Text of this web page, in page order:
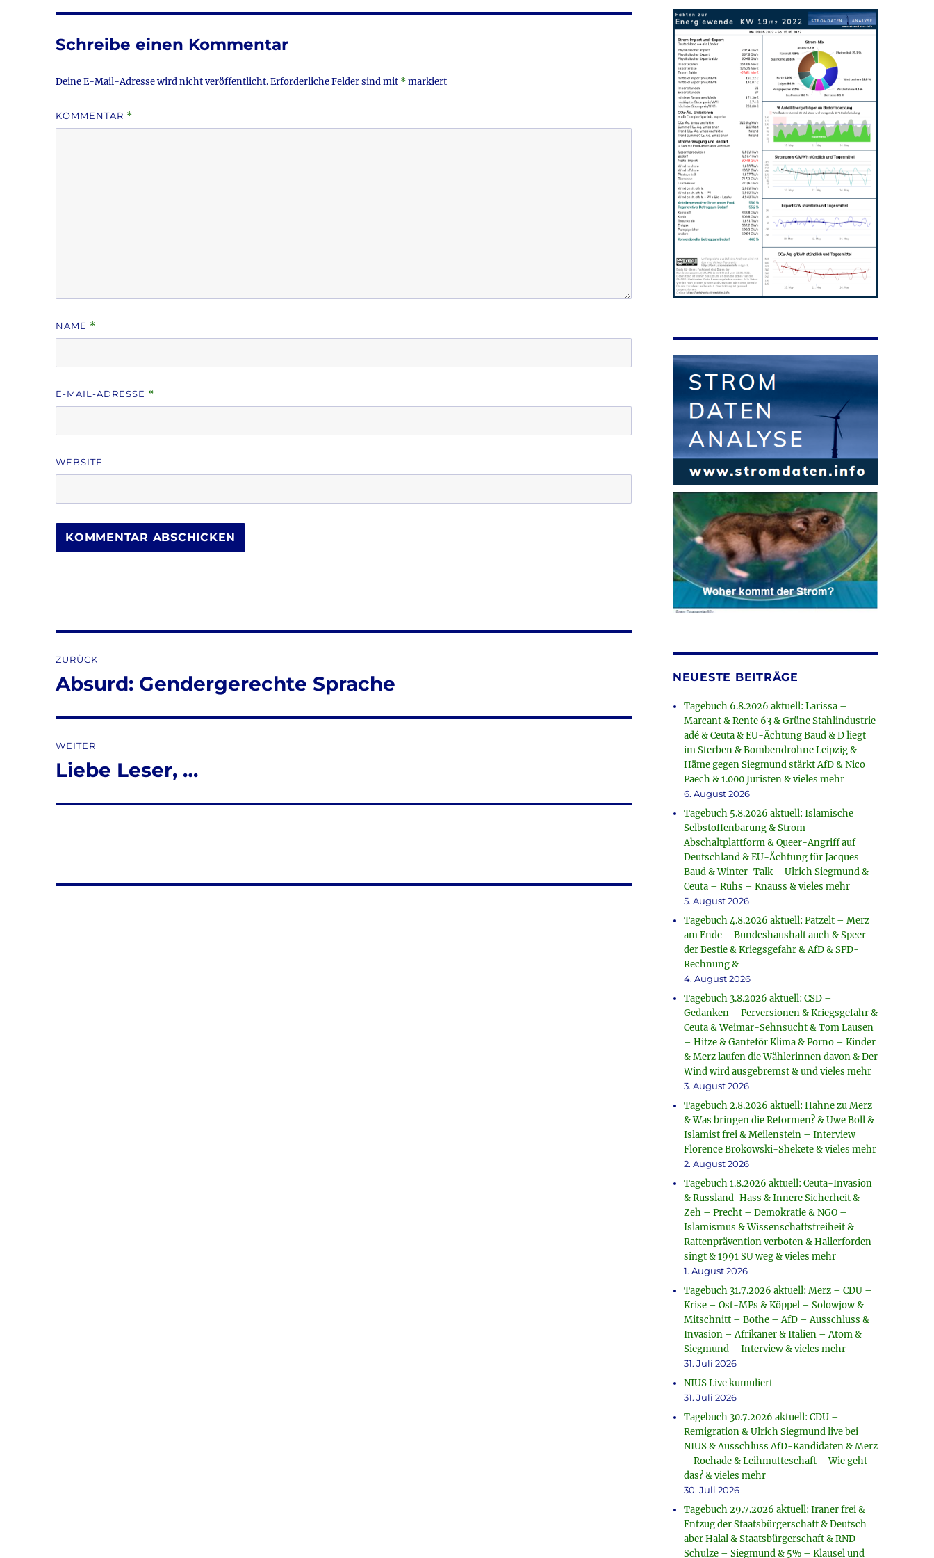
b
o
k
r
Schreibe einen Kommentar
Deine E-Mail-Adresse wird nicht veröffentlicht.Erforderliche Felder sind mit *markiert
KOMMENTAR *
NAME *
E-MAIL-ADRESSE *
WEBSITE
ZURÜCK
Vorheriger
Absurd: Gendergerechte Sprache
WEITER
Nächster
Liebe Leser, …
NEUESTE BEITRÄGE
Tagebuch 6.8.2026 aktuell: Larissa –
Marcant & Rente 63 & Grüne Stahlindustrie
adé & Ceuta & EU-Ächtung Baud & D liegt
im Sterben & Bombendrohne Leipzig &
Häme gegen Siegmund stärkt AfD & Nico
Paech & 1.000 Juristen & vieles mehr
6. August 2026
Tagebuch 5.8.2026 aktuell: Islamische
Selbstoffenbarung & Strom-
Abschaltplattform & Queer-Angriff auf
Deutschland & EU-Ächtung für Jacques
Baud & Winter-Talk – Ulrich Siegmund &
Ceuta – Ruhs – Knauss & vieles mehr
5. August 2026
Tagebuch 4.8.2026 aktuell: Patzelt – Merz
am Ende – Bundeshaushalt auch & Speer
der Bestie & Kriegsgefahr & AfD & SPD-
Rechnung &
4. August 2026
Tagebuch 3.8.2026 aktuell: CSD –
Gedanken – Perversionen & Kriegsgefahr &
Ceuta & Weimar-Sehnsucht & Tom Lausen
– Hitze & Ganteför Klima & Porno – Kinder
& Merz laufen die Wählerinnen davon & Der
Wind wird ausgebremst & und vieles mehr
3. August 2026
Tagebuch 2.8.2026 aktuell: Hahne zu Merz
& Was bringen die Reformen? & Uwe Boll &
Islamist frei & Meilenstein – Interview
Florence Brokowski-Shekete & vieles mehr
2. August 2026
Tagebuch 1.8.2026 aktuell: Ceuta-Invasion
& Russland-Hass & Innere Sicherheit &
Zeh – Precht – Demokratie & NGO –
Islamismus & Wissenschaftsfreiheit &
Rattenprävention verboten & Hallerforden
singt & 1991 SU weg & vieles mehr
1. August 2026
Tagebuch 31.7.2026 aktuell: Merz – CDU –
Krise – Ost-MPs & Köppel – Solowjow &
Mitschnitt – Bothe – AfD – Ausschluss &
Invasion – Afrikaner & Italien – Atom &
Siegmund – Interview & vieles mehr
31. Juli 2026
NIUS Live kumuliert
31. Juli 2026
Tagebuch 30.7.2026 aktuell: CDU –
Remigration & Ulrich Siegmund live bei
NIUS & Ausschluss AfD-Kandidaten & Merz
– Rochade & Leihmutteschaft – Wie geht
das? & vieles mehr
30. Juli 2026
Tagebuch 29.7.2026 aktuell: Iraner frei &
Entzug der Staatsbürgerschaft & Deutsch
aber Halal & Staatsbürgerschaft & RND –
Schulze – Siegmund & 5% – Klausel und